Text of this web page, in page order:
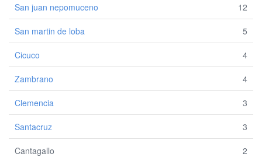
San juan nepomuceno 12
San martin de loba 5
Cicuco 4
Zambrano 4
Clemencia 3
Santacruz 3
Cantagallo 2